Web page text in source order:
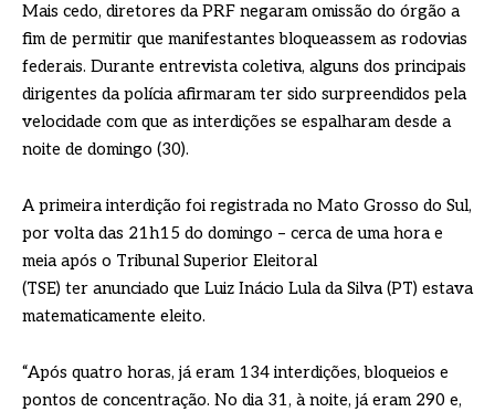
Mais cedo, diretores da PRF negaram omissão do órgão a
fim de permitir que manifestantes bloqueassem as rodovias
federais. Durante entrevista coletiva, alguns dos principais
dirigentes da polícia afirmaram ter sido surpreendidos pela
velocidade com que as interdições se espalharam desde a
noite de domingo (30).
A primeira interdição foi registrada no Mato Grosso do Sul,
por volta das 21h15 do domingo – cerca de uma hora e
meia após o Tribunal Superior Eleitoral
(TSE) ter anunciado que Luiz Inácio Lula da Silva (PT) estava
matematicamente eleito.
“Após quatro horas, já eram 134 interdições, bloqueios e
pontos de concentração. No dia 31, à noite, já eram 290 e,